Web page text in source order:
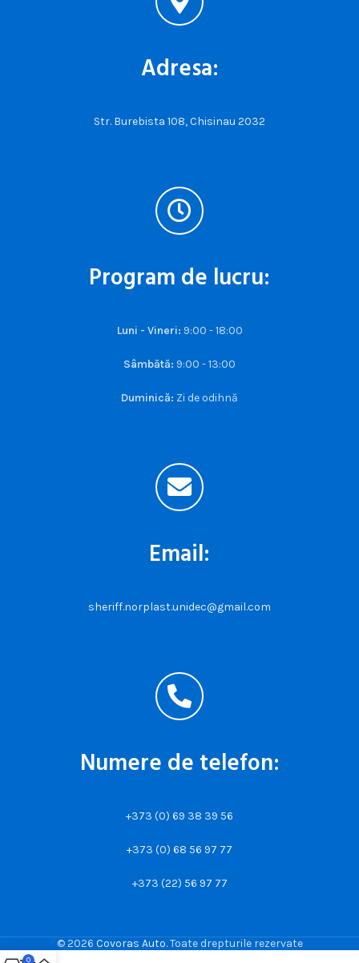
Adresa:
Str. Burebista 108, Chisinau 2032
Program de lucru:
Luni - Vineri: 9:00 - 18:00
Sâmbătă: 9:00 - 13:00
Duminică: Zi de odihnă
Email:
sheriff.norplast.unidec@gmail.com
Numere de telefon:
+373 (0) 69 38 39 56
+373 (0) 68 56 97 77
+373 (22) 56 97 77
© 2026 Covoras Auto. Toate drepturile rezervate
0